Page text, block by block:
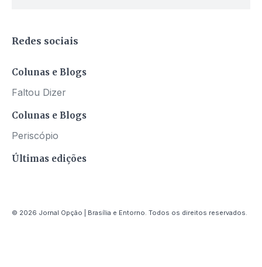
Redes sociais
Colunas e Blogs
Faltou Dizer
Colunas e Blogs
Periscópio
Últimas edições
© 2026 Jornal Opção | Brasília e Entorno. Todos os direitos reservados.